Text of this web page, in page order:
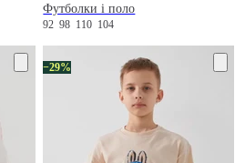
Футболки і поло
9298 110 104
−29%